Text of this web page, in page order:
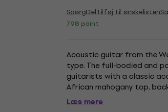
SpørgDelTilføj til ønskelisten
798 point
Acoustic guitar from the
type. The full-bodied and
guitarists with a classic
African mahogany top,
cutaway for access to
Læs mere